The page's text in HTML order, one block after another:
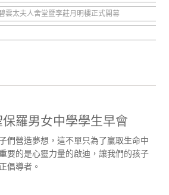
雲太夫人舍堂暨李莊月明樓正式開幕
羅男女中學學生早會
們營造夢想，這不單只為了贏取生命中
要的是心靈力量的啟迪，讓我們的孩子
倡導者。